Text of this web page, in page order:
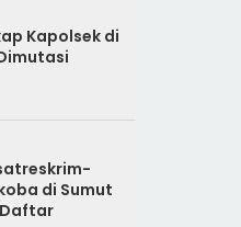
Kapolsek di
di Sumut